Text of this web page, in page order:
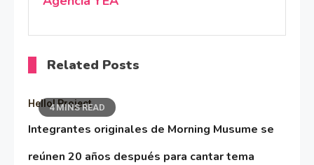
Related Posts
4 MINS READ
Hello! Project
Integrantes originales de Morning Musume se
reúnen 20 años después para cantar tema